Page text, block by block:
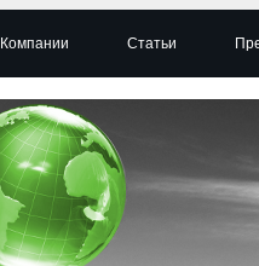
Компании Статьи